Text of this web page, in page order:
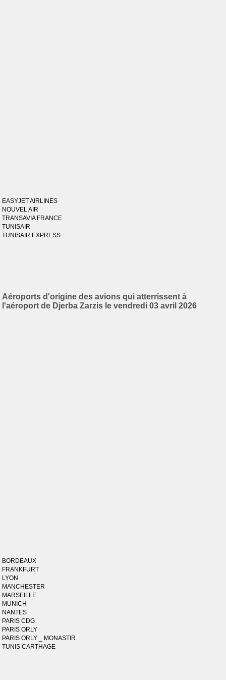
EASYJET AIRLINES
NOUVEL AIR
TRANSAVIA FRANCE
TUNISAIR
TUNISAIR EXPRESS
Aéroports d'origine des avions qui atterrissent à
l'aéroport de Djerba Zarzis le vendredi 03 avril 2026
BORDEAUX
FRANKFURT
LYON
MANCHESTER
MARSEILLE
MUNICH
NANTES
PARIS CDG
PARIS ORLY
PARIS ORLY _ MONASTIR
TUNIS CARTHAGE